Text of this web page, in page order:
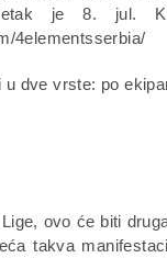
je 8. jul.
4elementsserbia/
dve vrste: po
ovo će biti
takva